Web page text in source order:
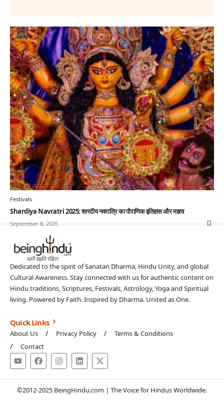
Festivals
Shardiya Navratri 2025: शारदीय नवरात्रि का पौराणिक इतिहास और महत्व
September 8, 2025
Dedicated to the spirit of Sanatan Dharma, Hindu Unity, and global
Cultural Awareness. Stay connected with us for authentic content on
Hindu traditions, Scriptures, Festivals, Astrology, Yoga and Spiritual
living. Powered by Faith. Inspired by Dharma. United as One.
Quick Links
About Us Privacy Policy
Terms & Conditions
Contact
©2012-2025 BeingHindu.com | The Voice for Hindus Worldwide.